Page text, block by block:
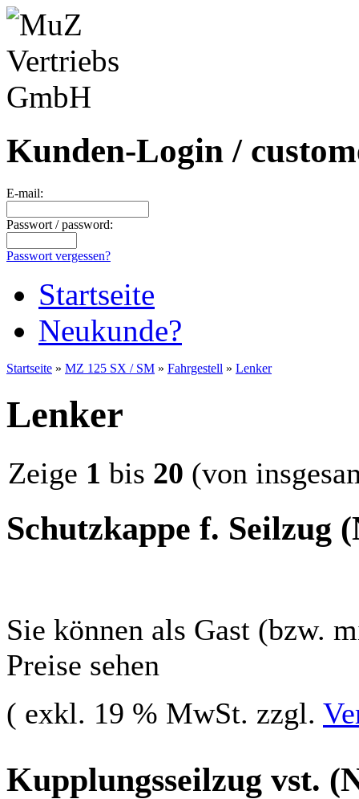
Kunden-Login /
E-mail:
Passwort / password:
Passwort vergessen?
Startseite
Neukunde?
Startseite » MZ 125 SX / SM » Fahrgestell » Lenker
Lenker
Zeige 1 bis 20 (von
Schutzkappe f. Seilzug
Sie können als Gast (bzw.
Preise sehen
( exkl. 19 % MwSt. zzgl.
Kupplungsseilzug vst.